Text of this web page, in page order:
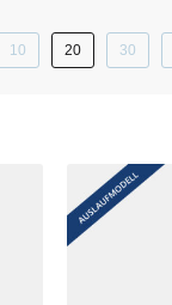
10 20 30